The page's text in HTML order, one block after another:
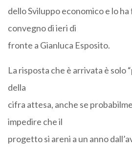
dello Sviluppo economico e lo
convegno di ieri di
fronte a Gianluca Esposito.
La risposta che è arrivata è solo
della
cifra attesa, anche se
impedire che il
progetto si areni a un anno